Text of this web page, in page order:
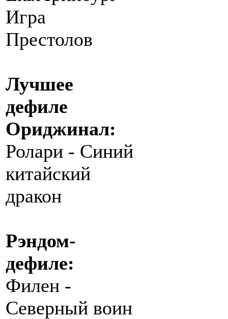
Игра
Престолов
Лучшее
дефиле
Ориджинал:
Ролари - Синий
китайский
дракон
Рэндом-
дефиле:
Филен -
Северный воин